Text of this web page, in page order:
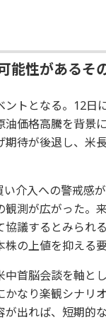
能性があるそ
トとなる。12日
価格高騰を背景
待が後退し、米
介入への警戒感
観測が広がった。
議するとみられ
の上値を抑える要
首脳会談を軸と
かなり楽観シナリ
出れば、短期的